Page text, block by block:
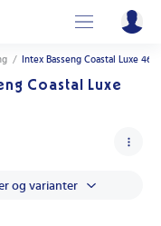
/ Intex Basseng Coastal Luxe 462L
Coastal Luxe
og varianter